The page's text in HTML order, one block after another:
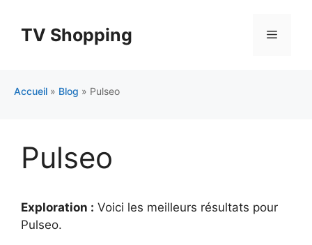
contenuTV Shopping Menu
Accueil » Blog » Pulseo
Pulseo
Exploration : Voici les meilleurs résultats pour
Pulseo.